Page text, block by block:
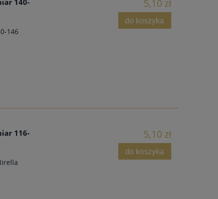
140-
146
5,10 zł
do koszyka
116-
5,10 zł
do koszyka